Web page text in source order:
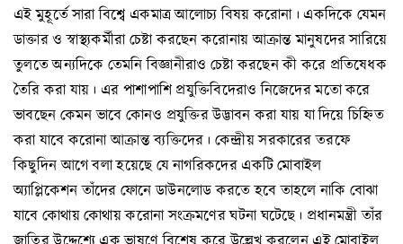
এই মুহূর্তে সারা বিশ্বে একমাত্র আলোচ্য বিষয় করোনা। একদিকে যেমন
ডাক্তার ও স্বাস্থ্যকর্মীরা চেষ্টা করছেন করোনায় আক্রান্ত মানুষদের সারিয়ে
তুলতে অন্যদিকে তেমনি বিজ্ঞানীরাও চেষ্টা করছেন কী করে প্রতিষেধক
তৈরি করা যায়। এর পাশাপাশি প্রযুক্তিবিদেরাও নিজেদের মতো করে
ভাবছেন কেমন ভাবে কোনও প্রযুক্তির উদ্ভাবন করা যায় যা দিয়ে চিহ্নিত
করা যাবে করোনা আক্রান্ত ব্যক্তিদের। কেন্দ্রীয় সরকারের তরফে
কিছুদিন আগে বলা হয়েছে যে নাগরিকদের একটি মোবাইল
অ্যাপ্লিকেশন তাঁদের ফোনে ডাউনলোড করতে হবে তাহলে নাকি বোঝা
যাবে কোথায় কোথায় করোনা সংক্রমণের ঘটনা ঘটেছে। প্রধানমন্ত্রী তাঁর
জাতির উদ্দেশ্যে এক ভাষণে বিশেষ করে উল্লেখ করলেন এই মোবাইল